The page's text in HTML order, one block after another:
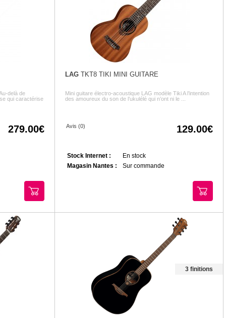
delà de
qui caractérise
279.00
LAG TKT8 TIKI MINI GUITARE
Mini guitare électro-acoustique LAG modèle Tiki A l’intention
des amoureux du son de l’ukulélé qui n’ont ni le ...
Avis (0) 129.00
Stock Internet :
En stock
Magasin Nantes :
Sur commande
3 finitions